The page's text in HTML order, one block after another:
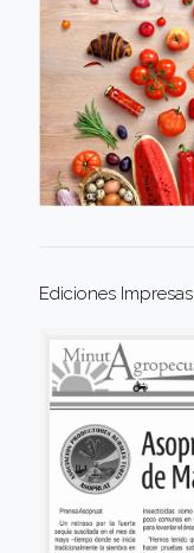
Ediciones Impresas